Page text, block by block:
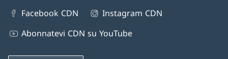
Facebook CDN
Instagram CDN
Abonnatevi CDN su YouTube